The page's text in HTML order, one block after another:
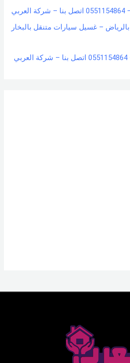
– غسيل سيارات متنقل بالبخار